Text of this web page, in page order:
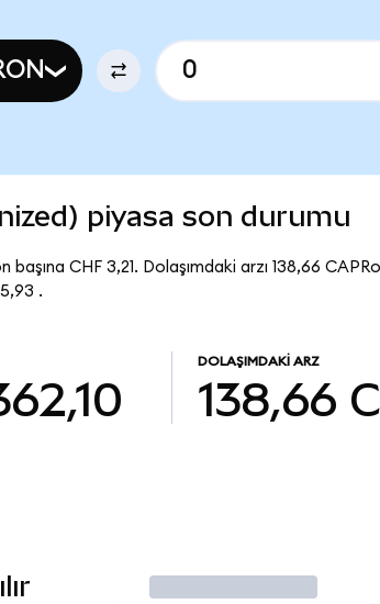
piyasa son durumu
CHF 3,21. Dolaşımdaki arzı 138,66
.
DOLAŞIMDAKI ARZ
138,66
İşlem Yap